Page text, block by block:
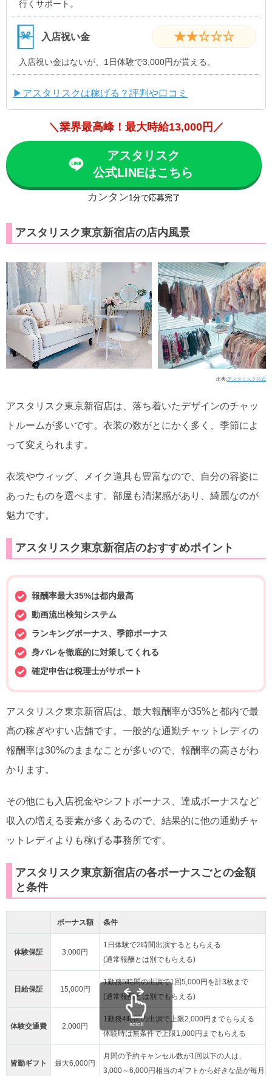
行くサポート。
入店祝い金 ★★☆☆☆
入店祝い金はないが、1日体験で3,000円が貰える。
▶アスタリスクは稼げる？評判や口コミ
＼業界最高峰！最大時給13,000円／
アスタリスク
公式LINEはこちら
カンタン1分で応募完了
アスタリスク東京新宿店の店内風景
出典:アスタリスク公式
アスタリスク東京新宿店は、落ち着いたデザインのチャッ
トルームが多いです。衣装の数がとにかく多く、季節によ
って変えられます。
衣装やウィッグ、メイク道具も豊富なので、自分の容姿に
あったものを選べます。部屋も清潔感があり、綺麗なのが
魅力です。
アスタリスク東京新宿店のおすすめポイント
報酬率最大35%は都内最高
動画流出検知システム
ランキングボーナス、季節ボーナス
身バレを徹底的に対策してくれる
確定申告は税理士がサポート
アスタリスク東京新宿店は、最大報酬率が35%と都内で最
高の稼ぎやすい店舗です。一般的な通勤チャットレディの
報酬率は30%のままなことが多いので、報酬率の高さがわ
かります。
その他にも入店祝金やシフトボーナス、達成ボーナスなど
収入の増える要素が多くあるので、結果的に他の通勤チャ
ットレディよりも稼げる事務所です。
アスタリスク東京新宿店の各ボーナスごとの金額
と条件
ボーナス額 条件
体験保証 3,000円
1日体験で2時間出演するともらえる
(通常報酬とは別でもらえる)
日給保証 15,000円
1勤務5時間の出演で1回5,000円を計3枚まで
(通常報酬とは別でもらえる)
体験交通費 2,000円
1勤務4時間の出演で上限2,000円までもらえる
体験時は無条件で上限1,000円までもらえる
皆勤ギフト 最大6,000円
月間の予約キャンセル数が1回以下の人は、
3,000～6,000円相当のギフトから好きな品が毎月
scroll